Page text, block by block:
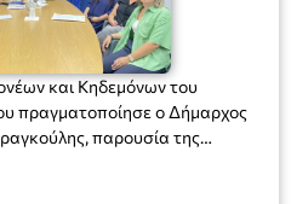
και Κηδεμόνων του
πραγματοποίησε ο Δήμαρχος
παρουσία της
Μαριάννας Χαΐτα.